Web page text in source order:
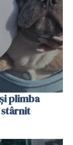
plimba
stârnit